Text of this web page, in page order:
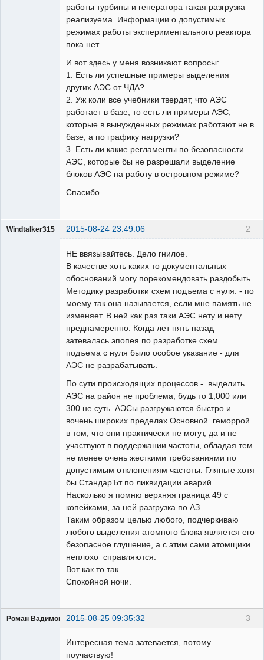
работы турбины и генератора такая разгрузка
реализуема. Информации о допустимых
режимах работы экспериментального реактора
пока нет.
И вот здесь у меня возникают вопросы:
1. Есть ли успешные примеры выделения
других АЭС от ЧДА?
2. Уж коли все учебники твердят, что АЭС
работает в базе, то есть ли примеры АЭС,
которые в вынужденных режимах работают не в
базе, а по графику нагрузки?
3. Есть ли какие регламенты по безопасности
АЭС, которые бы не разрешали выделение
блоков АЭС на работу в островном режиме?
Спасибо.
2
Windtalker315 2015-08-24 23:49:06
НЕ ввязывайтесь. Дело гнилое.
В качестве хоть каких то документальных
обоснований могу порекомендовать раздобыть
Методику разработки схем подъема с нуля. - по
моему так она называется, если мне память не
изменяет. В ней как раз таки АЭС нету и нету
преднамеренно. Когда лет пять назад
затевалась эпопея по разработке схем
подъема с нуля было особое указание - для
АЭС не разрабатывать.
По сути происходящих процессов - выделить
АЭС на район не проблема, будь то 1,000 или
300 не суть. АЭСы разгружаются быстро и
вочень широких пределах Основной геморрой
в том, что они практически не могут, да и не
участвуют в поддержании частоты, обладая тем
не менее очень жесткими требованиями по
допустимым отклонениям частоты. Гляньте хотя
бы СтандарЪт по ликвидации аварий.
Насколько я помню верхняя граница 49 с
копейками, за ней разгрузка по АЗ.
Таким образом целью любого, подчеркиваю
любого выделения атомного блока является его
безопасное глушение, а с этим сами атомщики
неплохо справляются.
Вот как то так.
Спокойной ночи.
3
Роман Вадимович2015-08-25 09:35:32
Интересная тема затевается, потому
поучаствую!